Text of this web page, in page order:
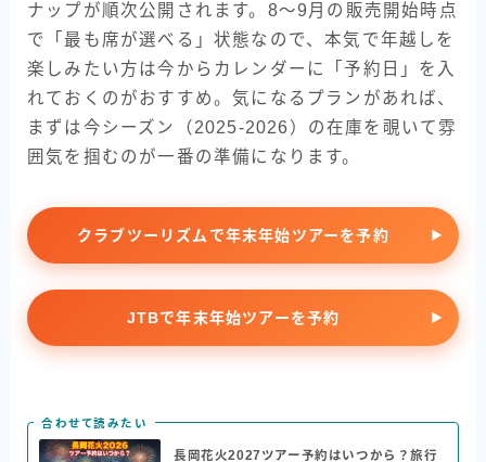
ナップが順次公開されます。8〜9月の販売開始時点
で「最も席が選べる」状態なので、本気で年越しを
楽しみたい方は今からカレンダーに「予約日」を入
れておくのがおすすめ。気になるプランがあれば、
まずは今シーズン（2025-2026）の在庫を覗いて雰
囲気を掴むのが一番の準備になります。
クラブツーリズムで年末年始ツアーを予約
JTBで年末年始ツアーを予約
合わせて読みたい
長岡花火2027ツアー予約はいつから？旅行